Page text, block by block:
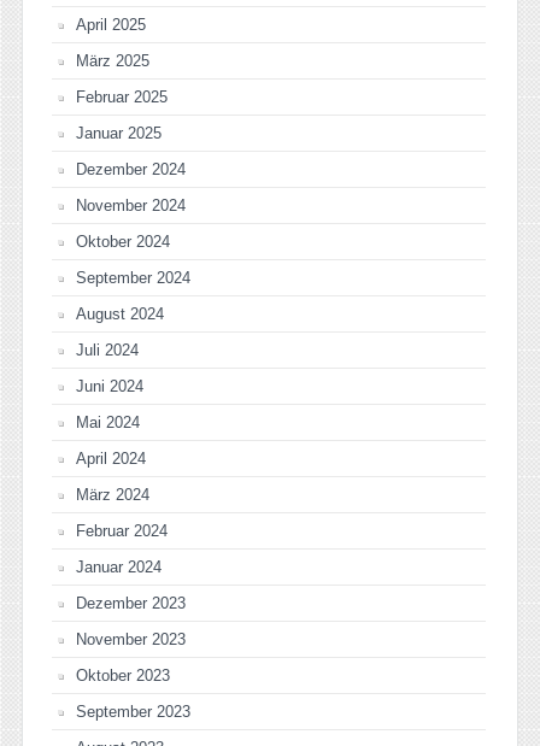
April 2025
März 2025
Februar 2025
Januar 2025
Dezember 2024
November 2024
Oktober 2024
September 2024
August 2024
Juli 2024
Juni 2024
Mai 2024
April 2024
März 2024
Februar 2024
Januar 2024
Dezember 2023
November 2023
Oktober 2023
September 2023